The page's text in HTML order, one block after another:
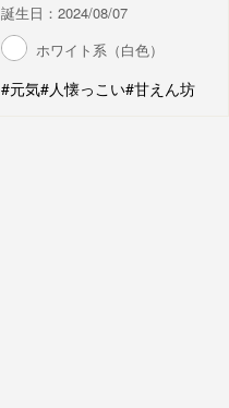
誕生日：2024/08/07
ホワイト系（白色）
#元気#人懐っこい#甘えん坊